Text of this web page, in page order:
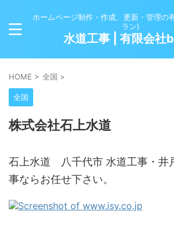
ホームページ制作・作成、更新・管理の
ラン)
水道工事 | 有限会社
HOME > 全国 >
全国
株式会社石上水道
石上水道 八千代市 水道工事・井
事ならお任せ下さい。